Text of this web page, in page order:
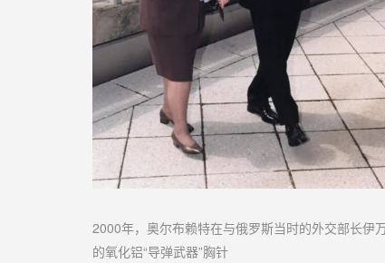
2000年，奥尔布赖特在与俄罗斯当时的外交部长伊
的氧化铝“导弹武器”胸针